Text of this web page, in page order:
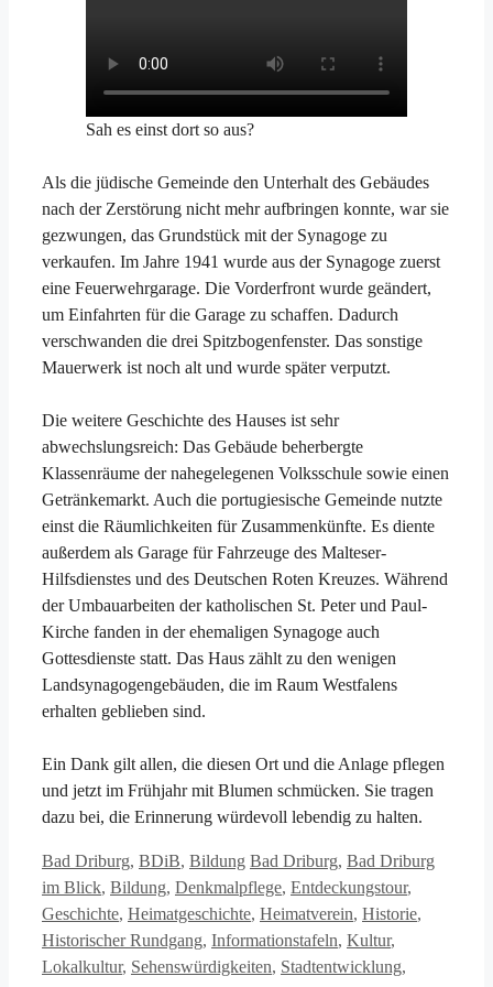
Sah es einst dort so aus?
Als die jüdische Gemeinde den Unterhalt des Gebäudes
nach der Zerstörung nicht mehr aufbringen konnte, war sie
gezwungen, das Grundstück mit der Synagoge zu
verkaufen. Im Jahre 1941 wurde aus der Synagoge zuerst
eine Feuerwehrgarage. Die Vorderfront wurde geändert,
um Einfahrten für die Garage zu schaffen. Dadurch
verschwanden die drei Spitzbogenfenster. Das sonstige
Mauerwerk ist noch alt und wurde später verputzt.
Die weitere Geschichte des Hauses ist sehr
abwechslungsreich: Das Gebäude beherbergte
Klassenräume der nahegelegenen Volksschule sowie einen
Getränkemarkt. Auch die portugiesische Gemeinde nutzte
einst die Räumlichkeiten für Zusammenkünfte. Es diente
außerdem als Garage für Fahrzeuge des Malteser-
Hilfsdienstes und des Deutschen Roten Kreuzes. Während
der Umbauarbeiten der katholischen St. Peter und Paul-
Kirche fanden in der ehemaligen Synagoge auch
Gottesdienste statt. Das Haus zählt zu den wenigen
Landsynagogengebäuden, die im Raum Westfalens
erhalten geblieben sind.
Ein Dank gilt allen, die diesen Ort und die Anlage pflegen
und jetzt im Frühjahr mit Blumen schmücken. Sie tragen
dazu bei, die Erinnerung würdevoll lebendig zu halten.
Kategorien
Bad Driburg, BDiB, Bildung Schlagwörter
Bad Driburg, Bad Driburg
im Blick, Bildung, Denkmalpflege, Entdeckungstour,
Geschichte, Heimatgeschichte, Heimatverein, Historie,
Historischer Rundgang, Informationstafeln, Kultur,
Lokalkultur, Sehenswürdigkeiten, Stadtentwicklung,